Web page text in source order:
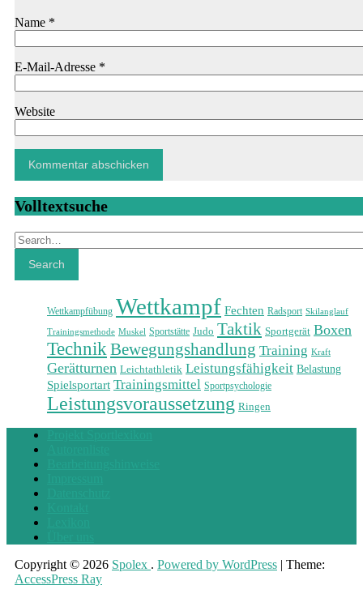
Name *
E-Mail-Adresse *
Website
Volltextsuche
Search
Search
Wettkampfübung Wettkampf Fechten Radsport Skilanglauf
Trainingsmethode Muskel Sportstätte Judo Taktik Sportgerät Boxen
Technik Bewegungshandlung Training Kraft
Gerätturnen Leichtathletik Leistungsfähigkeit Belastung
Spielsportart Trainingsmittel Sportpsychologie
Leistungsvoraussetzung Ringen
Copyright © 2026 Spolex . Powered by WordPress | Theme:
AccessPress Ray